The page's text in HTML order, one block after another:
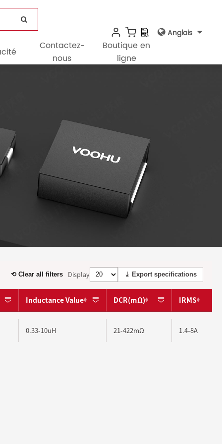
Contactez-
nous
Boutique en
ligne
Anglais
⟲ Clear all filters Display ⤓ Export specifications
Inductance Value DCR(mΩ) IRMS
0.33-10uH 21-422mΩ 1.4-8A